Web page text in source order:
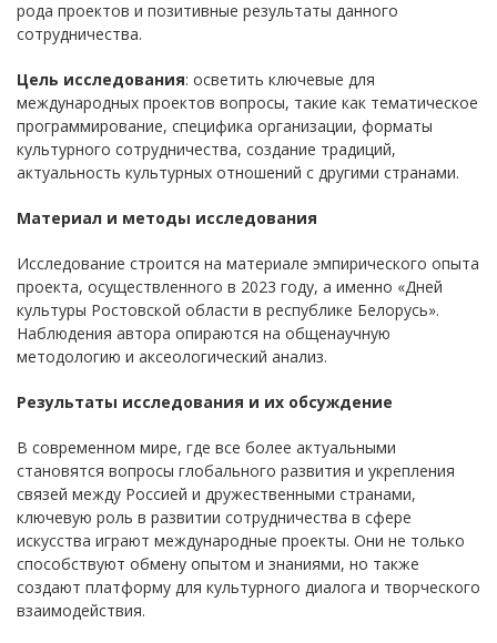
рода проектов и позитивные результаты данного
сотрудничества.
Цель исследования: осветить ключевые для
международных проектов вопросы, такие как тематическое
программирование, специфика организации, форматы
культурного сотрудничества, создание традиций,
актуальность культурных отношений с другими странами.
Материал и методы исследования
Исследование строится на материале эмпирического опыта
проекта, осуществленного в 2023 году, а именно «Дней
культуры Ростовской области в республике Белорусь».
Наблюдения автора опираются на общенаучную
методологию и аксеологический анализ.
Результаты исследования и их обсуждение
В современном мире, где все более актуальными
становятся вопросы глобального развития и укрепления
связей между Россией и дружественными странами,
ключевую роль в развитии сотрудничества в сфере
искусства играют международные проекты. Они не только
способствуют обмену опытом и знаниями, но также
создают платформу для культурного диалога и творческого
взаимодействия.